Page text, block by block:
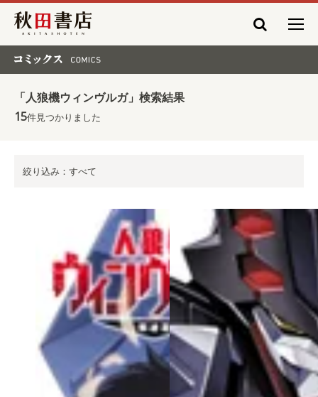
秋田書店
「人狼機ウィンヴルガ」検索結果
15件見つかりました
絞り込み：すべて